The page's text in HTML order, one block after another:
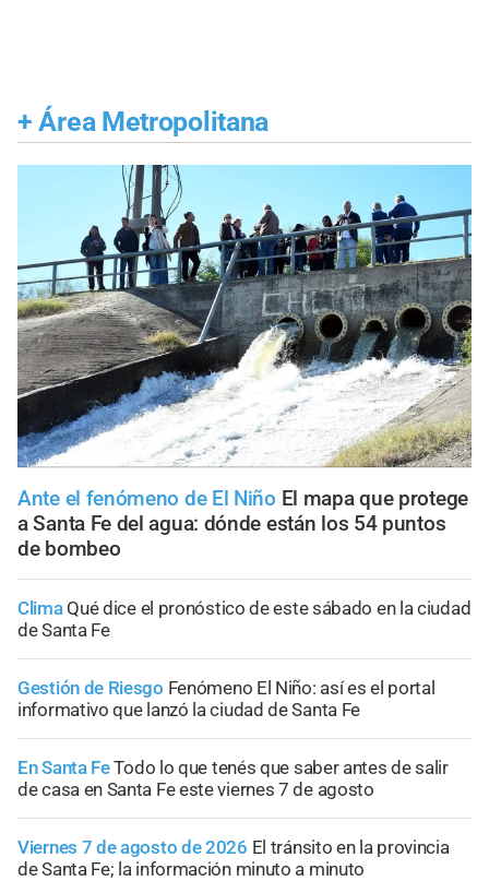
+ Área Metropolitana
Ante el fenómeno de El Niño El mapa que protege
a Santa Fe del agua: dónde están los 54 puntos
de bombeo
Clima Qué dice el pronóstico de este sábado en la ciudad
de Santa Fe
Gestión de Riesgo Fenómeno El Niño: así es el portal
informativo que lanzó la ciudad de Santa Fe
En Santa FeTodo lo que tenés que saber antes de salir
de casa en Santa Fe este viernes 7 de agosto
Viernes 7 de agosto de 2026 El tránsito en la provincia
de Santa Fe; la información minuto a minuto